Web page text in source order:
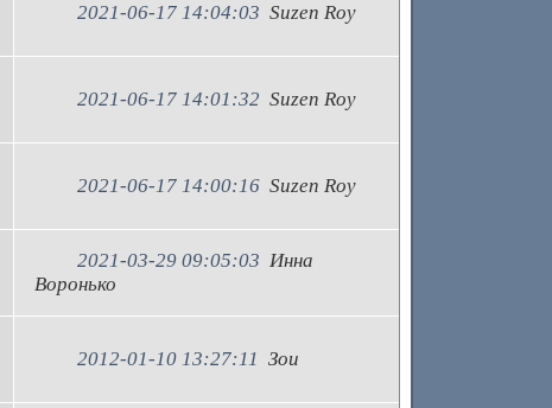
2021-06-17 14:04:03 Suzen Roy
2021-06-17 14:01:32 Suzen Roy
2021-06-17 14:00:16 Suzen Roy
2021-03-29 09:05:03 Инна
Воронько
2012-01-10 13:27:11 Зои